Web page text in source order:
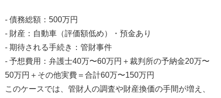
- 債務総額：500万円
- 財産：自動車（評価額低め）・預金あり
- 期待される手続き：管財事件
- 予想費用：弁護士40万〜60万円＋裁判所の予納金20万〜
50万円＋その他実費＝合計60万〜150万円
このケースでは、管財人の調査や財産換価の手間が増え、